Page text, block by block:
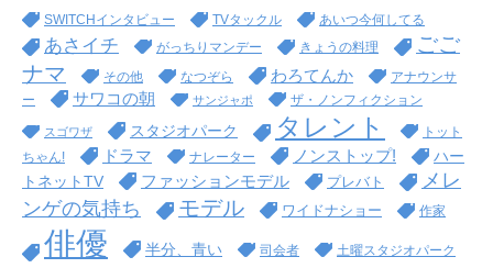
SWITCHインタビュー TVタックル あいつ今何してる
あさイチ がっちりマンデー きょうの料理
ごご
ナマ
その他 なつぞら わろてんか
アナウンサ
ー
サワコの朝 サンジャポ ザ・ノンフィクション
スゴワザ スタジオパーク タレント
トット
ちゃん!
ドラマ ナレーター ノンストップ!
ハー
トネットTV
ファッションモデル プレバト
メレ
ンゲの気持ち
モデル ワイドナショー 作家
俳優 半分、青い 司会者 土曜スタジオパーク